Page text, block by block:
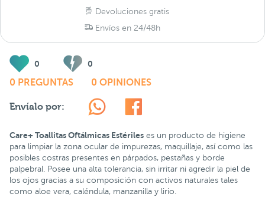
Devoluciones gratis
Envíos en 24/48h
0 0
0 PREGUNTAS 0 OPINIONES
Envíalo por:
Care+ Toallitas Oftálmicas Estériles es un producto de higiene
para limpiar la zona ocular de impurezas, maquillaje, así como las
posibles costras presentes en párpados, pestañas y borde
palpebral. Posee una alta tolerancia, sin irritar ni agredir la piel de
los ojos gracias a su composición con activos naturales tales
como aloe vera, caléndula, manzanilla y lirio.